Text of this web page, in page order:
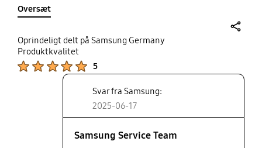
Oversæt
Oprindeligt delt på Samsung Germany
Produktkvalitet
5
Svar fra Samsung:
2025-06-17
Samsung Service Team